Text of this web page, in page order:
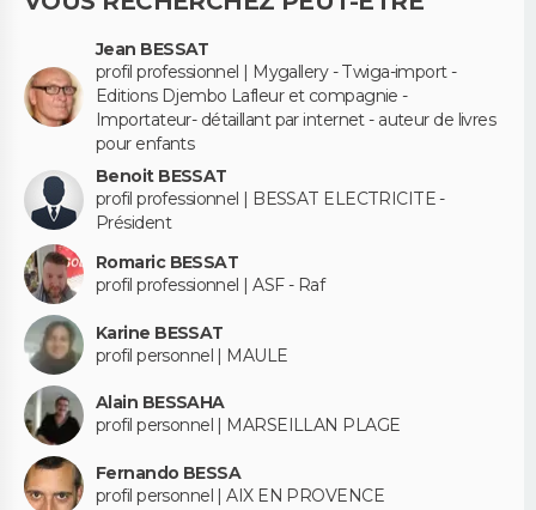
Jean BESSAT
profil professionnel | Mygallery - Twiga-import -
Editions Djembo Lafleur et compagnie -
Importateur- détaillant par internet - auteur de livres
pour enfants
Benoit BESSAT
profil professionnel | BESSAT ELECTRICITE -
Président
Romaric BESSAT
profil professionnel | ASF - Raf
Karine BESSAT
profil personnel | MAULE
Alain BESSAHA
profil personnel | MARSEILLAN PLAGE
Fernando BESSA
profil personnel | AIX EN PROVENCE